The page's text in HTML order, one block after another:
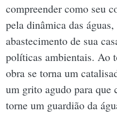
compreender como seu
pela dinâmica das águas,
abastecimento de sua
políticas ambientais. Ao
obra se torna um
um grito agudo para que
torne um guardião da